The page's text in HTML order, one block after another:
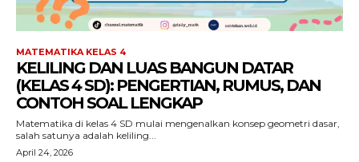
MATEMATIKA KELAS 4
KELILING DAN LUAS BANGUN DATAR
(KELAS 4 SD): PENGERTIAN, RUMUS, DAN
CONTOH SOAL LENGKAP
Matematika di kelas 4 SD mulai mengenalkan konsep geometri dasar,
salah satunya adalah keliling...
April 24, 2026